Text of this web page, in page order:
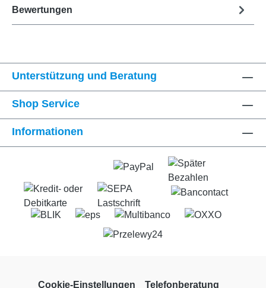
Bewertungen
Unterstützung und Beratung
Shop Service
Informationen
Cookie-Einstellungen Telefonberatung